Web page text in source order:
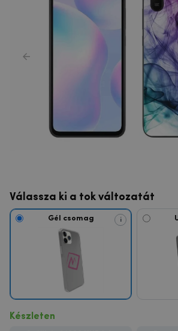
Válassza ki a tok változatát
Gél csomag i
Készleten